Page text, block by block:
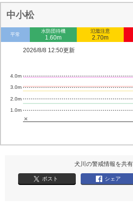
中小松
平常
水防団待機
1.60m
氾濫注意
2.70m
2026/8/8 12:50更新
1.0m
2.0m
3.0m
4.0m
×
犬川の警戒情報を共
ポスト シェア